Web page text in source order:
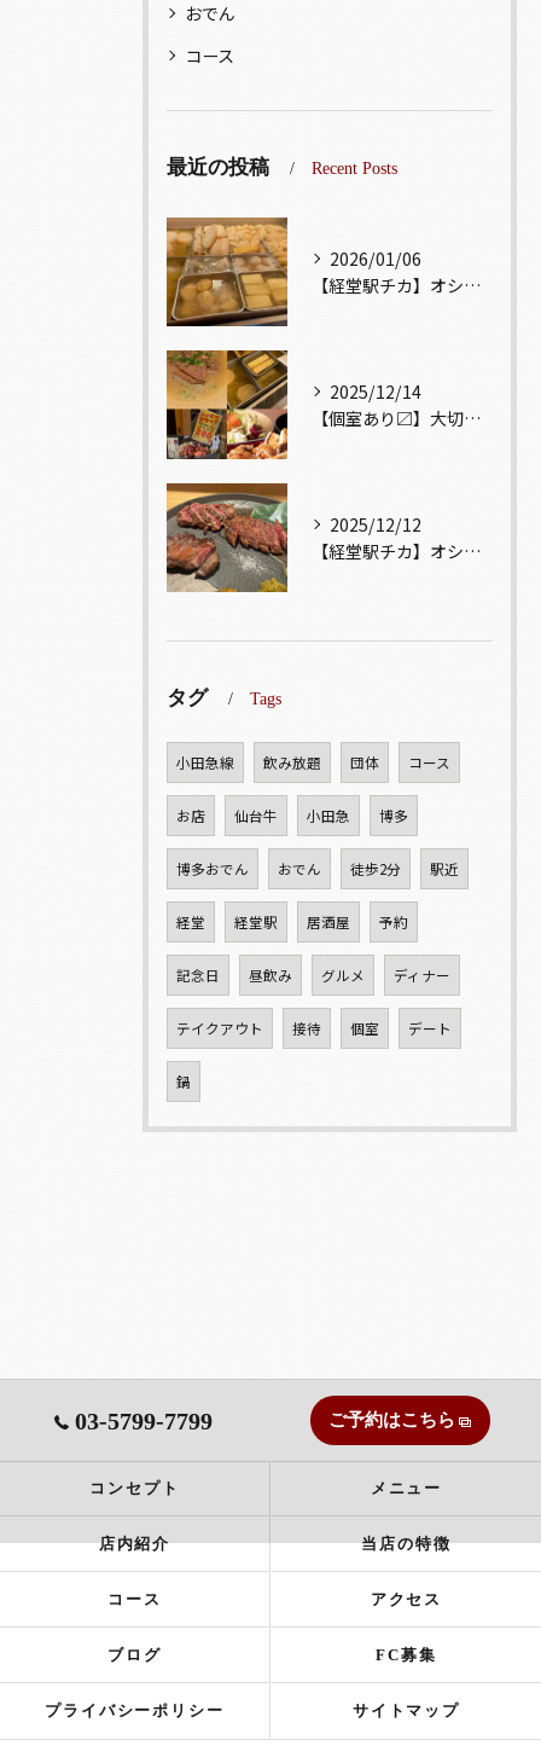
おでん
コース
最近の投稿 Recent Posts
2026/01/06
【経堂駅チカ】オシャレ居酒屋🏮出汁が美味しいおでんがオススメ...
2025/12/14
【個室あり〼】大切な記念日、お祝い事でのご来店ぜひお待ちして...
2025/12/12
【経堂駅チカ】オシャレ居酒屋🏮自慢のお肉が楽しめる🐃お得なコ...
タグ Tags
小田急線 飲み放題 団体 コース
お店 仙台牛 小田急 博多
博多おでん おでん 徒歩2分 駅近
経堂 経堂駅 居酒屋 予約
記念日 昼飲み グルメ ディナー
テイクアウト 接待 個室 デート
鍋
03-5799-7799 ご予約はこちら
コンセプト メニュー
店内紹介 当店の特徴
コース アクセス
ブログ FC募集
プライバシーポリシー サイトマップ